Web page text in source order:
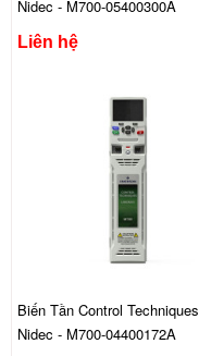
Nidec - M700-05400300A
Liên hệ
Biến Tần Control Techniques
Nidec - M700-04400172A